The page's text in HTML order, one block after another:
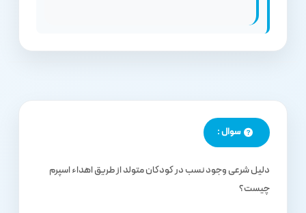
سوال :
دلیل شرعی وجود نسب در کودکان متولد از طریق اهداء اسپرم
چیست؟